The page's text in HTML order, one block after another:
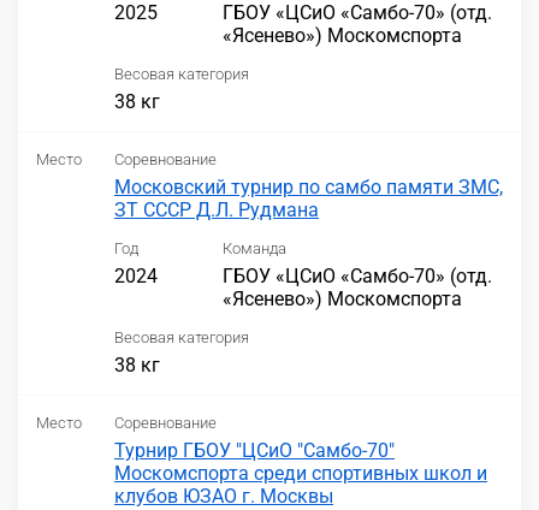
2025
ГБОУ «ЦСиО «Самбо-70» (отд.
«Ясенево») Москомспорта
Весовая категория
38 кг
Место Соревнование
Московский турнир по самбо памяти ЗМС,
ЗТ СССР Д.Л. Рудмана
Год
2024
Команда
ГБОУ «ЦСиО «Самбо-70» (отд.
«Ясенево») Москомспорта
Весовая категория
38 кг
Место Соревнование
Турнир ГБОУ "ЦСиО "Самбо-70"
Москомспорта среди спортивных школ и
клубов ЮЗАО г. Москвы